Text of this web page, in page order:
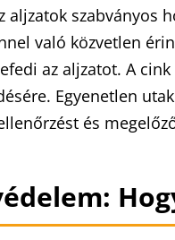
szabványos
való közvetlen
az aljzatot. A
Egyenetlen
és